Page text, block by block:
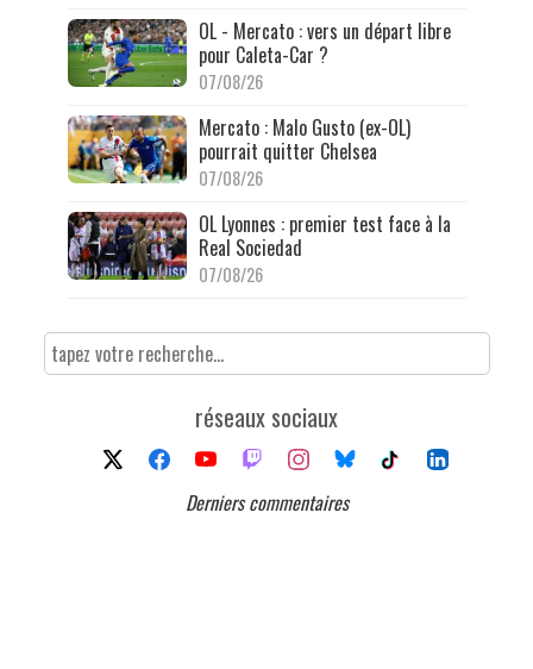
OL - Mercato : vers un départ libre
pour Caleta-Car ?
07/08/26
Mercato : Malo Gusto (ex-OL)
pourrait quitter Chelsea
07/08/26
OL Lyonnes : premier test face à la
Real Sociedad
07/08/26
réseaux sociaux
Derniers commentaires